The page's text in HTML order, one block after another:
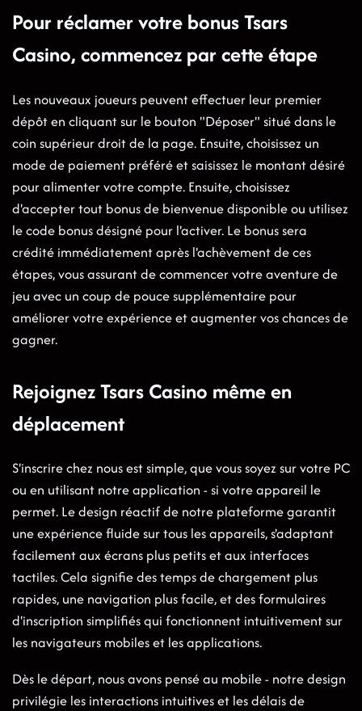
Pour réclamer votre bonus Tsars
Casino, commencez par cette étape
Les nouveaux joueurs peuvent effectuer leur premier
dépôt en cliquant sur le bouton "Déposer" situé dans le
coin supérieur droit de la page. Ensuite, choisissez un
mode de paiement préféré et saisissez le montant désiré
pour alimenter votre compte. Ensuite, choisissez
d'accepter tout bonus de bienvenue disponible ou utilisez
le code bonus désigné pour l'activer. Le bonus sera
crédité immédiatement après l'achèvement de ces
étapes, vous assurant de commencer votre aventure de
jeu avec un coup de pouce supplémentaire pour
améliorer votre expérience et augmenter vos chances de
gagner.
Rejoignez Tsars Casino même en
déplacement
S'inscrire chez nous est simple, que vous soyez sur votre PC
ou en utilisant notre application - si votre appareil le
permet. Le design réactif de notre plateforme garantit
une expérience fluide sur tous les appareils, s'adaptant
facilement aux écrans plus petits et aux interfaces
tactiles. Cela signifie des temps de chargement plus
rapides, une navigation plus facile, et des formulaires
d'inscription simplifiés qui fonctionnent intuitivement sur
les navigateurs mobiles et les applications.
Dès le départ, nous avons pensé au mobile - notre design
privilégie les interactions intuitives et les délais de